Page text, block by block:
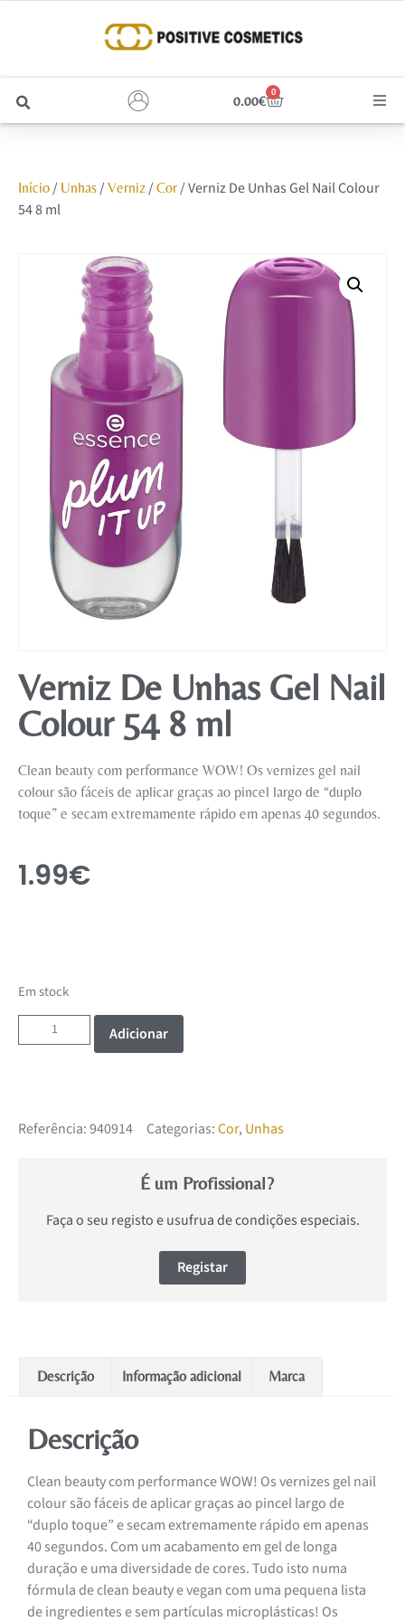
0.00€
0
Unhas
Corpo e Estética
Maquilhagem
Início/ Unhas/ Verniz/ Cor/ Verniz De Unhas Gel Nail Colour
54 8 ml
Verniz De Unhas Gel Nail
Colour 54 8 ml
Clean beauty com performance WOW! Os vernizes gel nail
colour são fáceis de aplicar graças ao pincel largo de “duplo
toque” e secam extremamente rápido em apenas 40 segundos.
1.99€
Em stock
Adicionar
Referência:940914 Categorias:Cor, Unhas
É um Profissional?
Faça o seu registo e usufrua de condições especiais.
Registar
Descrição Informação adicional Marca
Descrição
Clean beauty com performance WOW! Os vernizes gel nail
colour são fáceis de aplicar graças ao pincel largo de
“duplo toque” e secam extremamente rápido em apenas
40 segundos. Com um acabamento em gel de longa
duração e uma diversidade de cores. Tudo isto numa
fórmula de clean beauty e vegan com uma pequena lista
de ingredientes e sem partículas microplásticas! Os